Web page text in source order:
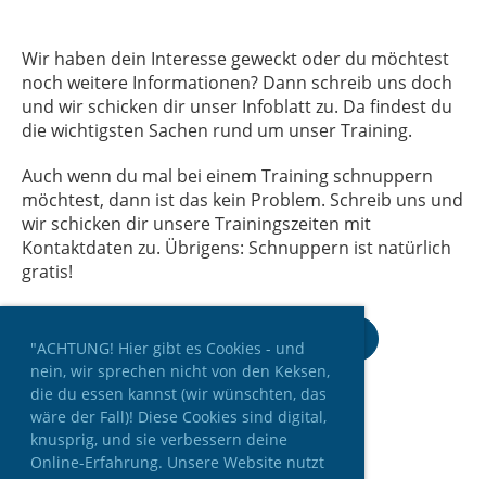
"ACHTUNG! Hier gibt es Cookies - und
nein, wir sprechen nicht von den Keksen,
die du essen kannst (wir wünschten, das
wäre der Fall)! Diese Cookies sind digital,
knusprig, und sie verbessern deine
Online-Erfahrung. Unsere Website nutzt
Wir haben dein Interesse geweckt oder du möchtest
noch weitere Informationen? Dann schreib uns doch
und wir schicken dir unser Infoblatt zu. Da findest du
die wichtigsten Sachen rund um unser Training.
Auch wenn du mal bei einem Training schnuppern
möchtest, dann ist das kein Problem. Schreib uns und
wir schicken dir unsere Trainingszeiten mit
Kontaktdaten zu. Übrigens: Schnuppern ist natürlich
gratis!
Zum Kontaktformular